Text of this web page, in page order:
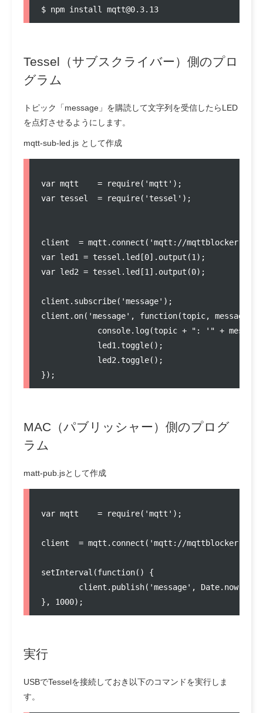
Tessel（サブスクライバー）側のプロ
グラム
トピック「message」を購読して文字列を受信したらLED
を点灯させるようにします。
mqtt-sub-led.js として作成
var mqtt    = require('mqtt');
var tessel  = require('tessel');
client  = mqtt.connect('mqtt://
var led1 = tessel.led[0].output(1);
var led2 = tessel.led[1].output(0);
client.subscribe('message');
client.on('message', function(topic, message,
console.log(topic + ": '" +
            led1.toggle();
            led2.toggle();
MAC（パブリッシャー）側のプログ
ラム
matt-pub.jsとして作成
var mqtt    = require('mqtt');
client  = mqtt.connect('mqtt://
setInterval(function() {
client.publish('message',
実行
USBでTesselを接続しておき以下のコマンドを実行しま
す。